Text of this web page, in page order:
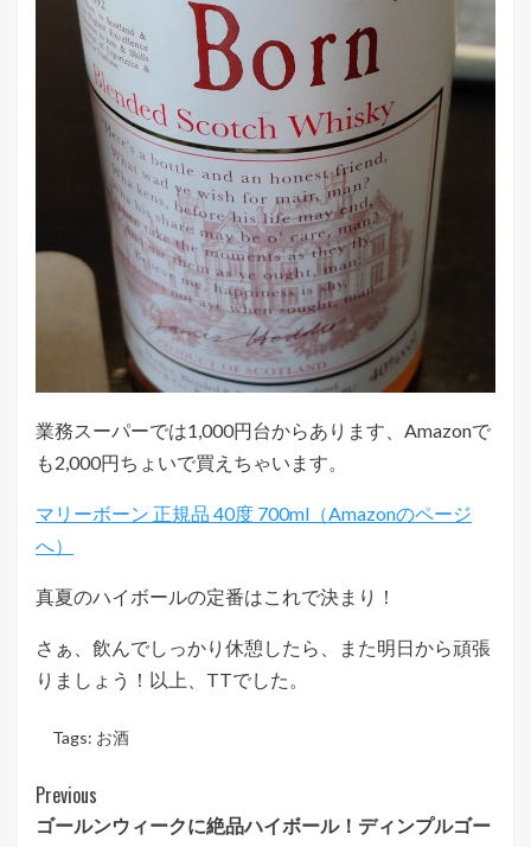
業務スーパーでは1,000円台からあります、Amazonで
も2,000円ちょいで買えちゃいます。
マリーボーン 正規品 40度 700ml
真夏のハイボールの定番はこれで決まり！
さぁ、飲んでしっかり休憩したら、また明日から頑張
りましょう！以上、TTでした。
Tags: お酒
Post
Previous
ゴールンウィークに絶品ハイボール！ディンプルゴー